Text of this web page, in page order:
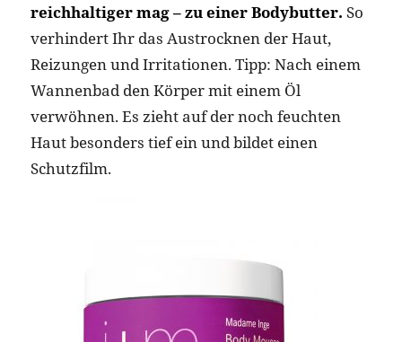
reichhaltiger mag – zu einer Bodybutter. So
verhindert Ihr das Austrocknen der Haut,
Reizungen und Irritationen. Tipp: Nach einem
Wannenbad den Körper mit einem Öl
verwöhnen. Es zieht auf der noch feuchten
Haut besonders tief ein und bildet einen
Schutzfilm.